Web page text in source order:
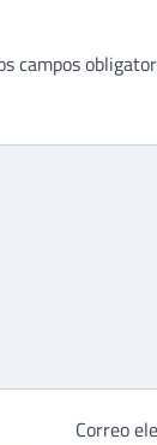
campos
Correo